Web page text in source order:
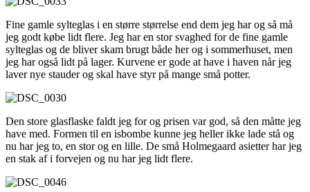
Fine gamle sylteglas i en større størrelse end dem jeg har og så må
jeg godt købe lidt flere. Jeg har en stor svaghed for de fine gamle
sylteglas og de bliver skam brugt både her og i sommerhuset, men
jeg har også lidt på lager. Kurvene er gode at have i haven når jeg
laver nye stauder og skal have styr på mange små potter.
Den store glasflaske faldt jeg for og prisen var god, så den måtte jeg
have med. Formen til en isbombe kunne jeg heller ikke lade stå og
nu har jeg to, en stor og en lille. De små Holmegaard asietter har jeg
en stak af i forvejen og nu har jeg lidt flere.